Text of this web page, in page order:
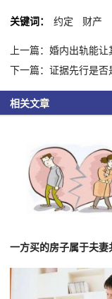
关键词： 约定 财产
上一篇：婚内出轨能
下一篇：证据先行是否
相关文章